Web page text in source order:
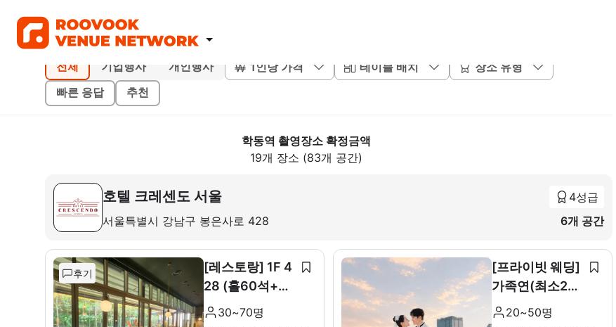
전체 기업행사 개인행사 1인당 가격 테이블 배치 장소 유형
빠른 응답 추천
학동역 촬영장소 확정금액
19개 장소 (83개 공간)
호텔 크레센도 서울
서울특별시 강남구 봉은사로 428
4성급
6개 공간
후기
[레스토랑] 1F 4
28 (홀60석+룸
10석)30~70명
[프라이빗 웨딩]
가족연(최소20~
최대 50인)
20~50명